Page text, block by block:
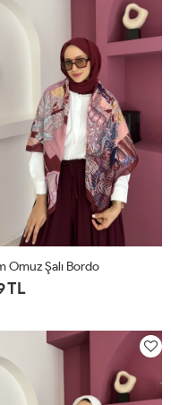
Omuz Şalı Bordo
TL